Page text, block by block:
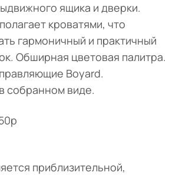
ящика и дверки.
кроватями, что
гармоничный и практичный
Обширная цветовая палитра.
Boyard.
собранном виде.
приблизительной,